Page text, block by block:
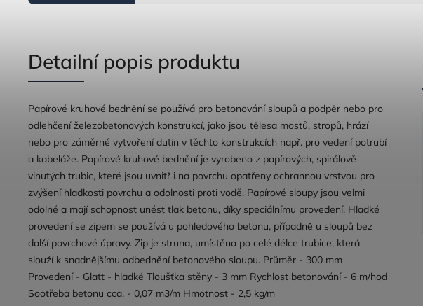
Detailní popis produktu
Papírové kruhové bednění se používá pro betonování sloupů a podpěr nebo pro
odlehčení železobetonových konstrukcí, jako jsou tělesa mostů, stropů, hrází
nebo pro záměrné vytvoření dutin v těchto konstrukcích např. pro vedení potrubí
a kabeláže. Papírové kruhové bednění je vyrobeno z papírových, spirálově
vinutých trubic, které jsou uvnitř i na povrchu opatřeny ochrannou vrstvou pro
zvýšení hladkosti povrchu a odolnosti proti vodě. Papírové sloupy jsou velmi
odolné a mají schopnost unést tlak betonu, díky speciálnímu provedení. Hladké
provedení se zipem se používá u pohledového betonu, případně u sloupů bez
další povrchové úpravy. Zip je struna, umístěna po celé délce trubice, která
slouží k snadnějšímu odbednění betonového sloupu. Průměr - 300 mm
Provedení - Glatt - hladké Tloušťka stěny - 3 mm Rychlost betonování - 6 m/hod
Sootřeba betonu cca. - 0,07 m3/m Hmotnost - 2,5 kg/m